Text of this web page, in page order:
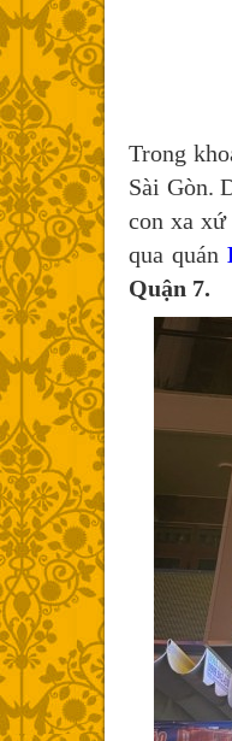
Trong
Sài Gòn.
con xa xứ
qua quán
Quận 7.